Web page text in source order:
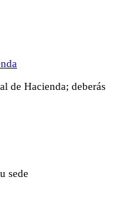
de Hacienda; deberás
sede